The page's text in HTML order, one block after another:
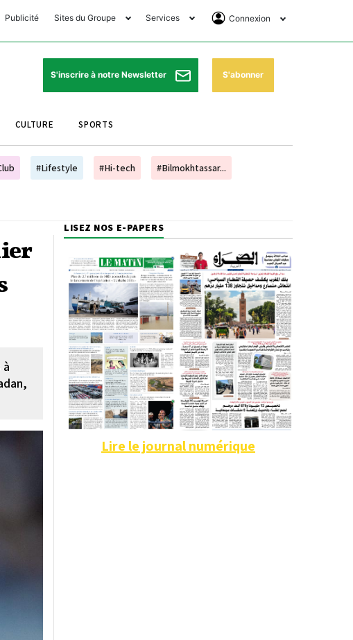
Publicité Sites du Groupe
Club Avantages
Le Matin Sports
Le Matin Store
Le Matin Annonces
Morocco Today Forum
Bookclub
Services
Horaires de prières
Pharmacies de garde
Programme TV
Cinéma
Connexion
Se Connecter
Abonnement
S'inscrire à notre Newsletter S'abonner
CULTURE SPORTS
#Lifestyle #Hi-tech #Bilmokhtassar...
LISEZ NOS E-PAPERS
Lire le journal numérique